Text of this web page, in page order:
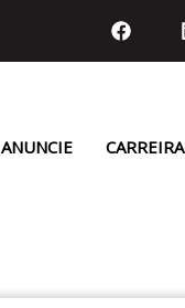
ANUNCIE CARREIRA